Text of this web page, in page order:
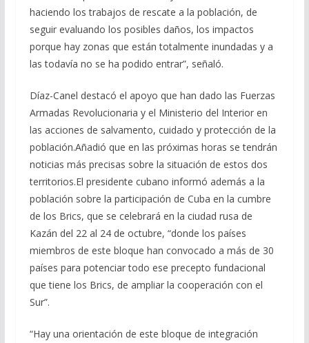
haciendo los trabajos de rescate a la población, de
seguir evaluando los posibles daños, los impactos
porque hay zonas que están totalmente inundadas y a
las todavía no se ha podido entrar”, señaló.
Díaz-Canel destacó el apoyo que han dado las Fuerzas
Armadas Revolucionaria y el Ministerio del Interior en
las acciones de salvamento, cuidado y protección de la
población.Añadió que en las próximas horas se tendrán
noticias más precisas sobre la situación de estos dos
territorios.El presidente cubano informó además a la
población sobre la participación de Cuba en la cumbre
de los Brics, que se celebrará en la ciudad rusa de
Kazán del 22 al 24 de octubre, “donde los países
miembros de este bloque han convocado a más de 30
países para potenciar todo ese precepto fundacional
que tiene los Brics, de ampliar la cooperación con el
Sur”.
“Hay una orientación de este bloque de integración